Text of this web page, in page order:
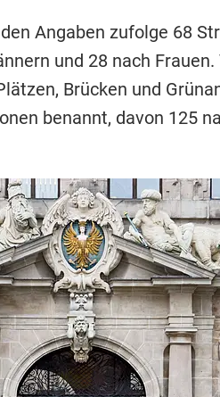
Angaben zufolge 68
und 28 nach Frauen.
Brücken und
benannt, davon 125